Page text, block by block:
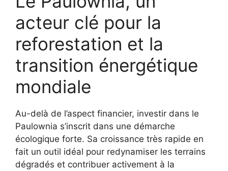
acteur clé pour la
reforestation et la
transition énergétique
mondiale
Au-delà de l’aspect financier, investir dans le
Paulownia s’inscrit dans une démarche
écologique forte. Sa croissance très rapide en
fait un outil idéal pour redynamiser les terrains
dégradés et contribuer activement à la